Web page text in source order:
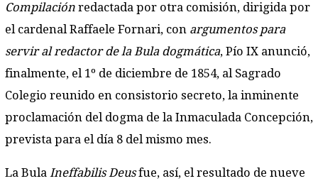
Compilación redactada por otra comisión, dirigida por
el cardenal Raffaele Fornari, con argumentos para
servir al redactor de la Bula dogmática, Pío IX anunció,
finalmente, el 1º de diciembre de 1854, al Sagrado
Colegio reunido en consistorio secreto, la inminente
proclamación del dogma de la Inmaculada Concepción,
prevista para el día 8 del mismo mes.
La Bula Ineffabilis Deusfue, así, el resultado de nueve